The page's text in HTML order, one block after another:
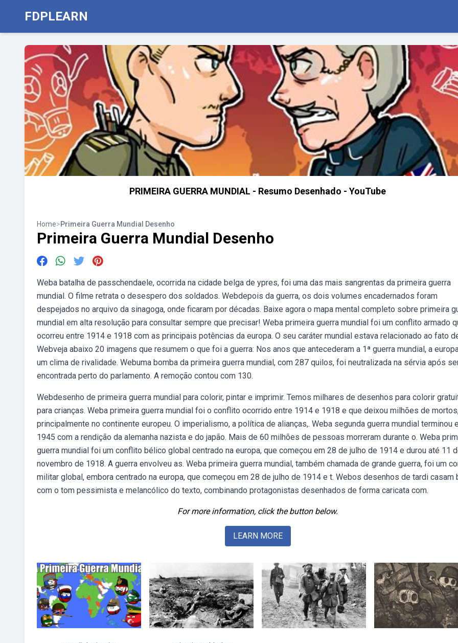
FDPLEARN
PRIMEIRA GUERRA MUNDIAL - Resumo Desenhado - YouTube
Home>Primeira Guerra Mundial Desenho
Primeira Guerra Mundial Desenho
Weba batalha de passchendaele, ocorrida na cidade belga de ypres, foi uma das mais sangrentas da primeira guerra
mundial. O filme retrata o desespero dos soldados. Webdepois da guerra, os dois volumes encadernados foram
despejados no arquivo da sinagoga, onde ficaram por décadas. Baixe agora o mapa mental completo sobre primeira
mundial em alta resolução para consultar sempre que precisar! Weba primeira guerra mundial foi um conflito armado
ocorreu entre 1914 e 1918 com as principais potências da europa. O seu caráter mundial estava relacionado ao fato
Webveja abaixo 20 imagens que resumem o que foi a guerra: Nos anos que antecederam a 1ª guerra mundial, a
um clima de rivalidade. Webuma bomba da primeira guerra mundial, com 287 quilos, foi neutralizada na sérvia após
encontrada perto do parlamento. A remoção contou com 130.
Webdesenho de primeira guerra mundial para colorir, pintar e imprimir. Temos milhares de desenhos para colorir
para crianças. Weba primeira guerra mundial foi o conflito ocorrido entre 1914 e 1918 e que deixou milhões de
principalmente no continente europeu. O imperialismo, a política de alianças,. Weba segunda guerra mundial terminou
1945 com a rendição da alemanha nazista e do japão. Mais de 60 milhões de pessoas morreram durante o. Weba
guerra mundial foi um conflito bélico global centrado na europa, que começou em 28 de julho de 1914 e durou até 11
novembro de 1918. A guerra envolveu as. Weba primeira guerra mundial, também chamada de grande guerra, foi um
militar global, embora centrado na europa, que começou em 28 de julho de 1914 e t. Webos desenhos de tardi casam
com o tom pessimista e melancólico do texto, combinando protagonistas desenhados de forma caricata com.
For more information, click the button below.
LEARN MORE